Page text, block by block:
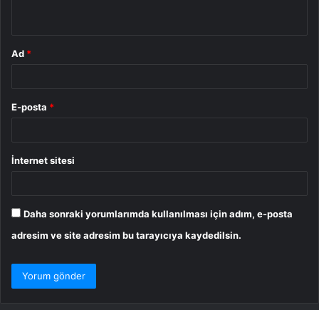
Ad *
E-posta *
İnternet sitesi
Daha sonraki yorumlarımda kullanılması için adım, e-posta
adresim ve site adresim bu tarayıcıya kaydedilsin.